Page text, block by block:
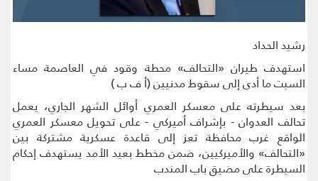
رشيد الحداد
استهدف طيران «التحالف» محطة وقود في العاصمة مساء
السبت ما أدى إلى سقوط مدنيين (أ ف ب )
بعد سيطرته على معسكر العمري أوائل الشهر الجاري، يعمل
تحالف العدوان - بإشراف أميركي - على تحويل معسكر العمري
الواقع غرب محافظة تعز إلى قاعدة عسكرية مشتركة بين
«التحالف» والأميركيين، ضمن مخطط بعيد الأمد يستهدف إحكام
السيطرة على مضيق باب المندب